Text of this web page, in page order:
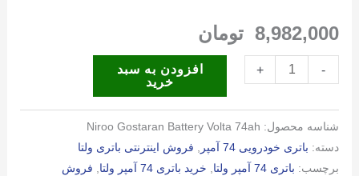
8,982,000 تومان
-
آمپر
+
افزودن به سبد
خرید
شناسه محصول: Niroo Gostaran Battery Volta 74ah
دسته: باتری خودرویی 74 آمپر , فروش اینترنتی باتری ولتا
برچسب: باتری 74 آمپر ولتا , خرید باتری 74 آمپر ولتا , فروش